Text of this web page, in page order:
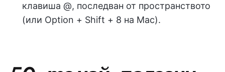
клавиша @, последван от пространството
(или Option + Shift + 8 на Mac).